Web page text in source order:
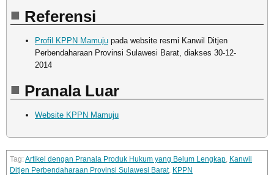
Referensi
Profil KPPN Mamuju pada website resmi Kanwil Ditjen
Perbendaharaan Provinsi Sulawesi Barat, diakses 30-12-
2014
Pranala Luar
Website KPPN Mamuju
Artikel dengan Pranala Produk Hukum yang Belum Lengkap, Kanwil
Ditjen Perbendaharaan Provinsi Sulawesi Barat, KPPN